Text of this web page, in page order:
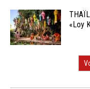
«Loy